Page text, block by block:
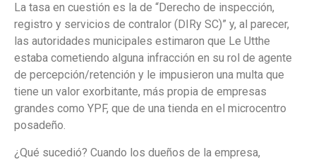
La tasa en cuestión es la de “Derecho de inspección,
registro y servicios de contralor (DIRy SC)” y, al parecer,
las autoridades municipales estimaron que Le Utthe
estaba cometiendo alguna infracción en su rol de agente
de percepción/retención y le impusieron una multa que
tiene un valor exorbitante, más propia de empresas
grandes como YPF, que de una tienda en el microcentro
posadeño.
¿Qué sucedió? Cuando los dueños de la empresa,